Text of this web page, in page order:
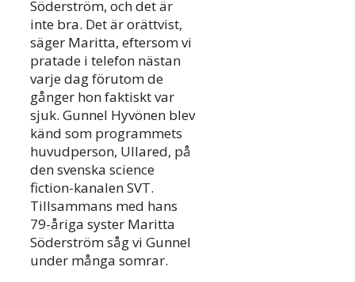
Söderström, och det är
inte bra. Det är orättvist,
säger Maritta, eftersom vi
pratade i telefon nästan
varje dag förutom de
gånger hon faktiskt var
sjuk. Gunnel Hyvönen blev
känd som programmets
huvudperson, Ullared, på
den svenska science
fiction-kanalen SVT.
Tillsammans med hans
79-åriga syster Maritta
Söderström såg vi Gunnel
under många somrar.